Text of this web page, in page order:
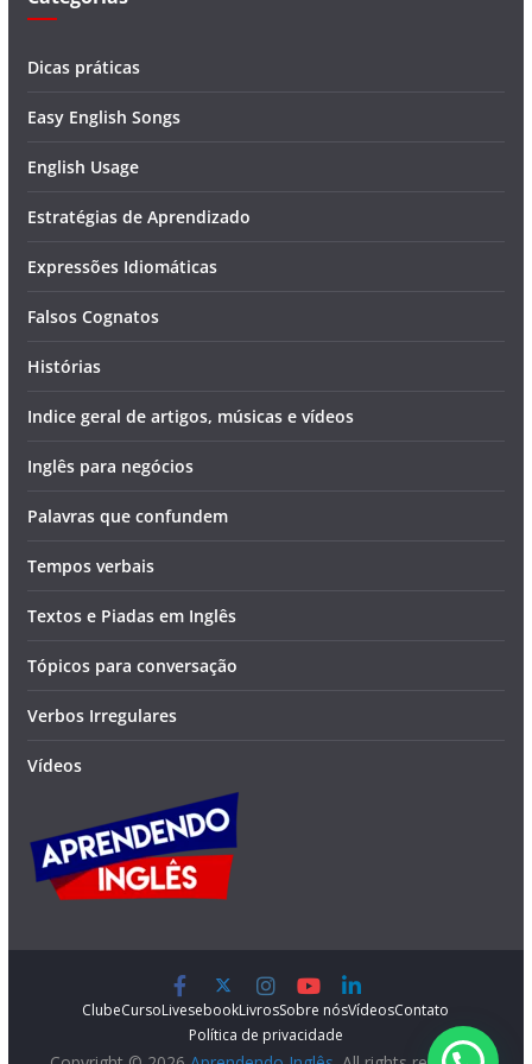
Dicas práticas
Easy English Songs
English Usage
Estratégias de Aprendizado
Expressões Idiomáticas
Falsos Cognatos
Histórias
Indice geral de artigos, músicas e vídeos
Inglês para negócios
Palavras que confundem
Tempos verbais
Textos e Piadas em Inglês
Tópicos para conversação
Verbos Irregulares
Vídeos
ClubeCursoLivesebookLivrosSobre nósVídeosContato
Política de privacidade